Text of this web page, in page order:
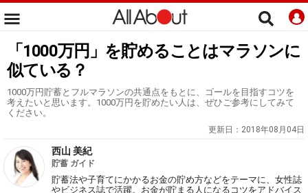
「1000万円」を貯めることはマラソンに
似ている？
1000万円貯蓄とフルマラソンの共通点をもとに、ゴールを目指すコツを
考えたいと思います。1000万円を貯めたい人は、ぜひご参考にしてみて
ください。
更新日： 2018年08月04日
西山 美紀
貯蓄 ガイド
貯蓄法や子育てにかかるお金の貯め方などをテーマに、女性誌
やビジネス誌で活躍。お金が貯まる人になるコツをアドバイス